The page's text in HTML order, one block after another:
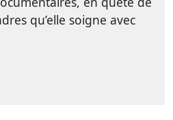
qu’elle soigne avec